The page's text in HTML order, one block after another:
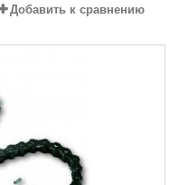
Добавить к сравнению